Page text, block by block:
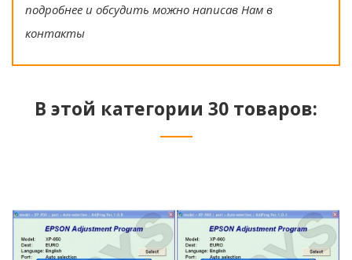
подробнее и обсудить можно написав Нам в
контакты
В этой категории 30 товаров: